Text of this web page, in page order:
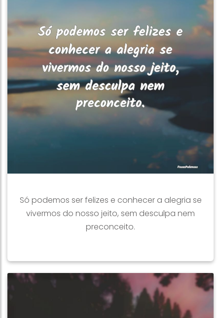
Só podemos ser felizes e conhecer a alegria se
vivermos do nosso jeito, sem desculpa nem
preconceito.